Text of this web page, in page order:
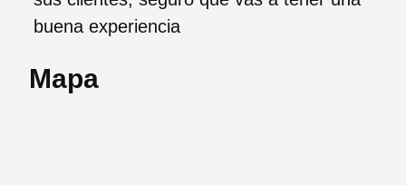
buena experiencia
Mapa